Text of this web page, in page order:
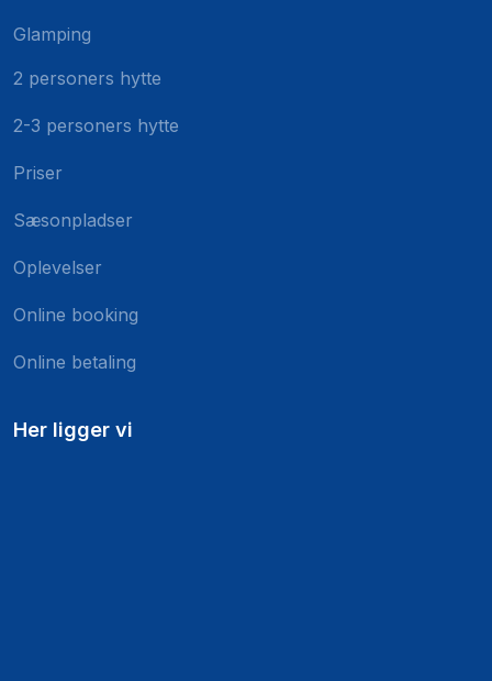
Glamping
2 personers hytte
2-3 personers hytte
Priser
Sæsonpladser
Oplevelser
Online booking
Online betaling
Her ligger vi